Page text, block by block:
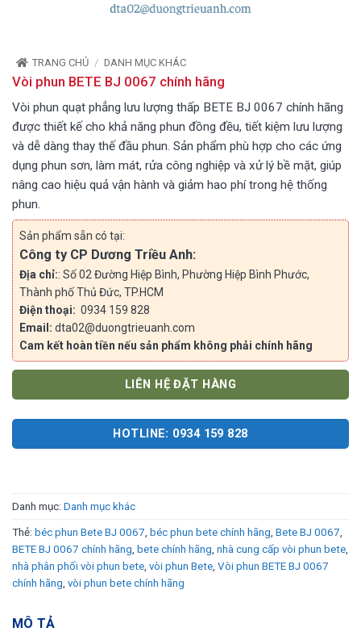
TRANG CHỦ / DANH MỤC KHÁC
Vòi phun BETE BJ 0067 chính hãng
Vòi phun quạt phẳng lưu lượng thấp BETE BJ 0067 chính hãng
được thiết kế cho khả năng phun đồng đều, tiết kiệm lưu lượng
và dễ dàng thay thế đầu phun. Sản phẩm phù hợp cho các ứng
dụng phun sơn, làm mát, rửa công nghiệp và xử lý bề mặt, giúp
nâng cao hiệu quả vận hành và giảm hao phí trong hệ thống
phun.
Sản phẩm sẵn có tại:
Công ty CP Dương Triều Anh:
Địa chỉ:: Số 02 Đường Hiệp Bình, Phường Hiệp Bình Phước,
Thành phố Thủ Đức, TP.HCM
Điện thoại: 0934 159 828
Email: dta02@duongtrieuanh.com
Cam kết hoàn tiền nếu sản phẩm không phải chính hãng
LIÊN HỆ ĐẶT HÀNG
HOTLINE: 0934 159 828
Danh mục: Danh mục khác
Thẻ: béc phun Bete BJ 0067 béc phun bete chính hãng Bete BJ 0067
BETE BJ 0067 chính hãng bete chính hãng nhà cung cấp vòi phun bete
nhà phân phối vòi phun bete vòi phun Bete Vòi phun BETE BJ 0067
chính hãng vòi phun bete chính hãng
MÔ TẢ